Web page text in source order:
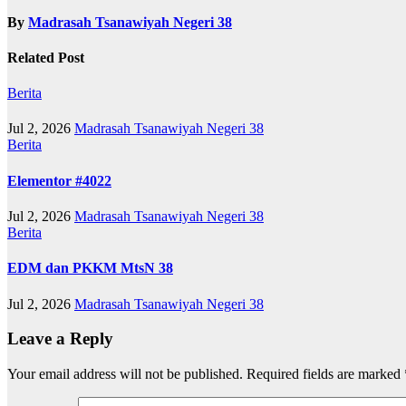
By Madrasah Tsanawiyah Negeri 38
Related Post
Berita
Jul 2, 2026 Madrasah Tsanawiyah Negeri 38
Berita
Elementor #4022
Jul 2, 2026 Madrasah Tsanawiyah Negeri 38
Berita
EDM dan PKKM MtsN 38
Jul 2, 2026 Madrasah Tsanawiyah Negeri 38
Leave a Reply
Your email address will not be published. Required fields are marked